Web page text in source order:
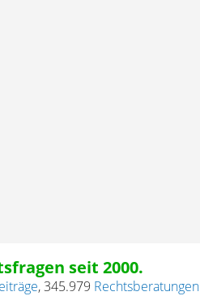
seit 2000.
,345.979 Rechtsberatungen